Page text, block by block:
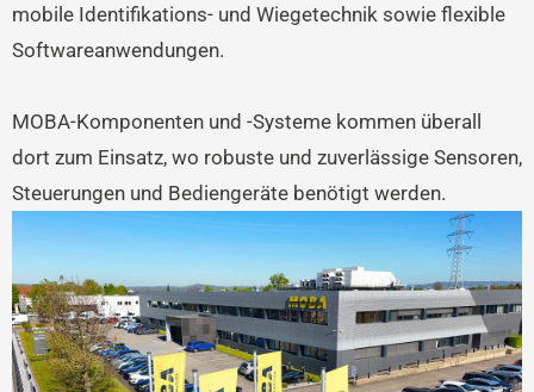
mobile Identifikations- und Wiegetechnik sowie flexible
Softwareanwendungen.
MOBA-Komponenten und -Systeme kommen überall
dort zum Einsatz, wo robuste und zuverlässige Sensoren,
Steuerungen und Bediengeräte benötigt werden.